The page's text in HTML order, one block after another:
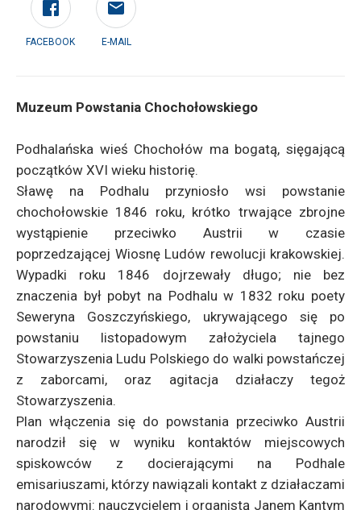
FACEBOOK E-MAIL
Muzeum Powstania Chochołowskiego
Podhalańska wieś Chochołów ma bogatą, sięgającą
początków XVI wieku historię.
Sławę na Podhalu przyniosło wsi powstanie
chochołowskie 1846 roku, krótko trwające zbrojne
wystąpienie przeciwko Austrii w czasie
poprzedzającej Wiosnę Ludów rewolucji krakowskiej.
Wypadki roku 1846 dojrzewały długo; nie bez
znaczenia był pobyt na Podhalu w 1832 roku poety
Seweryna Goszczyńskiego, ukrywającego się po
powstaniu listopadowym założyciela tajnego
Stowarzyszenia Ludu Polskiego do walki powstańczej
z zaborcami, oraz agitacja działaczy tegoż
Stowarzyszenia.
Plan włączenia się do powstania przeciwko Austrii
narodził się w wyniku kontaktów miejscowych
spiskowców z docierającymi na Podhale
emisariuszami, którzy nawiązali kontakt z działaczami
narodowymi: nauczycielem i organistą Janem Kantym